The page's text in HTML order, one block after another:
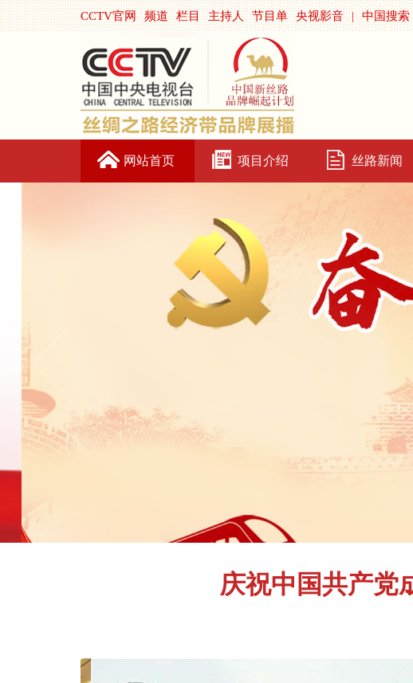
CCTV官网 频道 栏目 主持人 节目单 央视影音 | 中国搜索
网站首页 项目介绍 丝路新闻
庆祝中国共产党